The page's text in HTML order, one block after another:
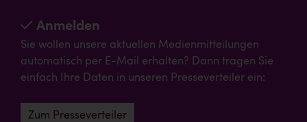
Anmelden
Sie wollen unsere aktuellen Medienmitteilungen
automatisch per E-Mail erhalten? Dann tragen Sie
einfach Ihre Daten in unseren Presseverteiler ein:
Zum Presseverteiler